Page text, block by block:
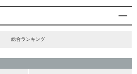
総合ランキング